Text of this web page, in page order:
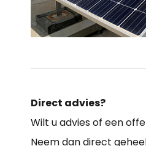
Direct advies?
Wilt u advies of een
Neem dan direct